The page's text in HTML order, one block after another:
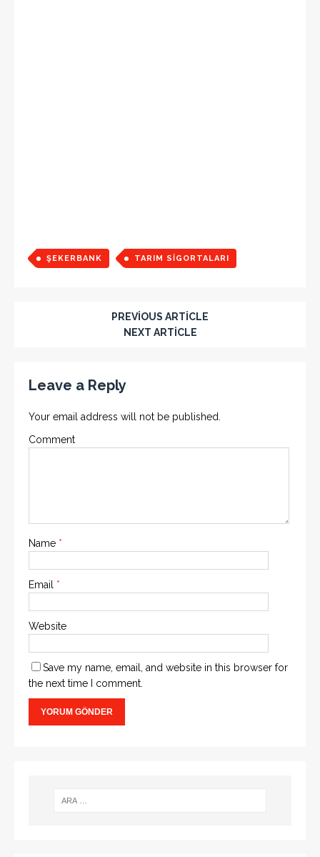
ŞEKERBANK TARIM SIGORTALARI
PREVIOUS ARTICLE
NEXT ARTICLE
Leave a Reply
Your email address will not be published.
Comment
Name *
Email *
Website
Save my name, email, and website in this browser for
the next time I comment.